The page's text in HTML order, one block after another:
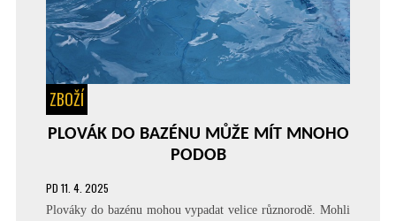
ZBOŽÍ
PLOVÁK DO BAZÉNU MŮŽE MÍT MNOHO
PODOB
PD 11. 4. 2025
Plováky do bazénu mohou vypadat velice různorodě. Mohli